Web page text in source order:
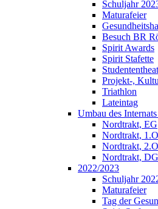
Schuljahr
Maturafeier
Besuch BR
Spirit Awards
Spirit Stafette
Projekt-,
Triathlon
Lateintag
Umbau des
Nordtrakt, EG
Nordtrakt,
Nordtrakt,
Nordtrakt, DG
2022/2023
Schuljahr
Maturafeier
Tag der